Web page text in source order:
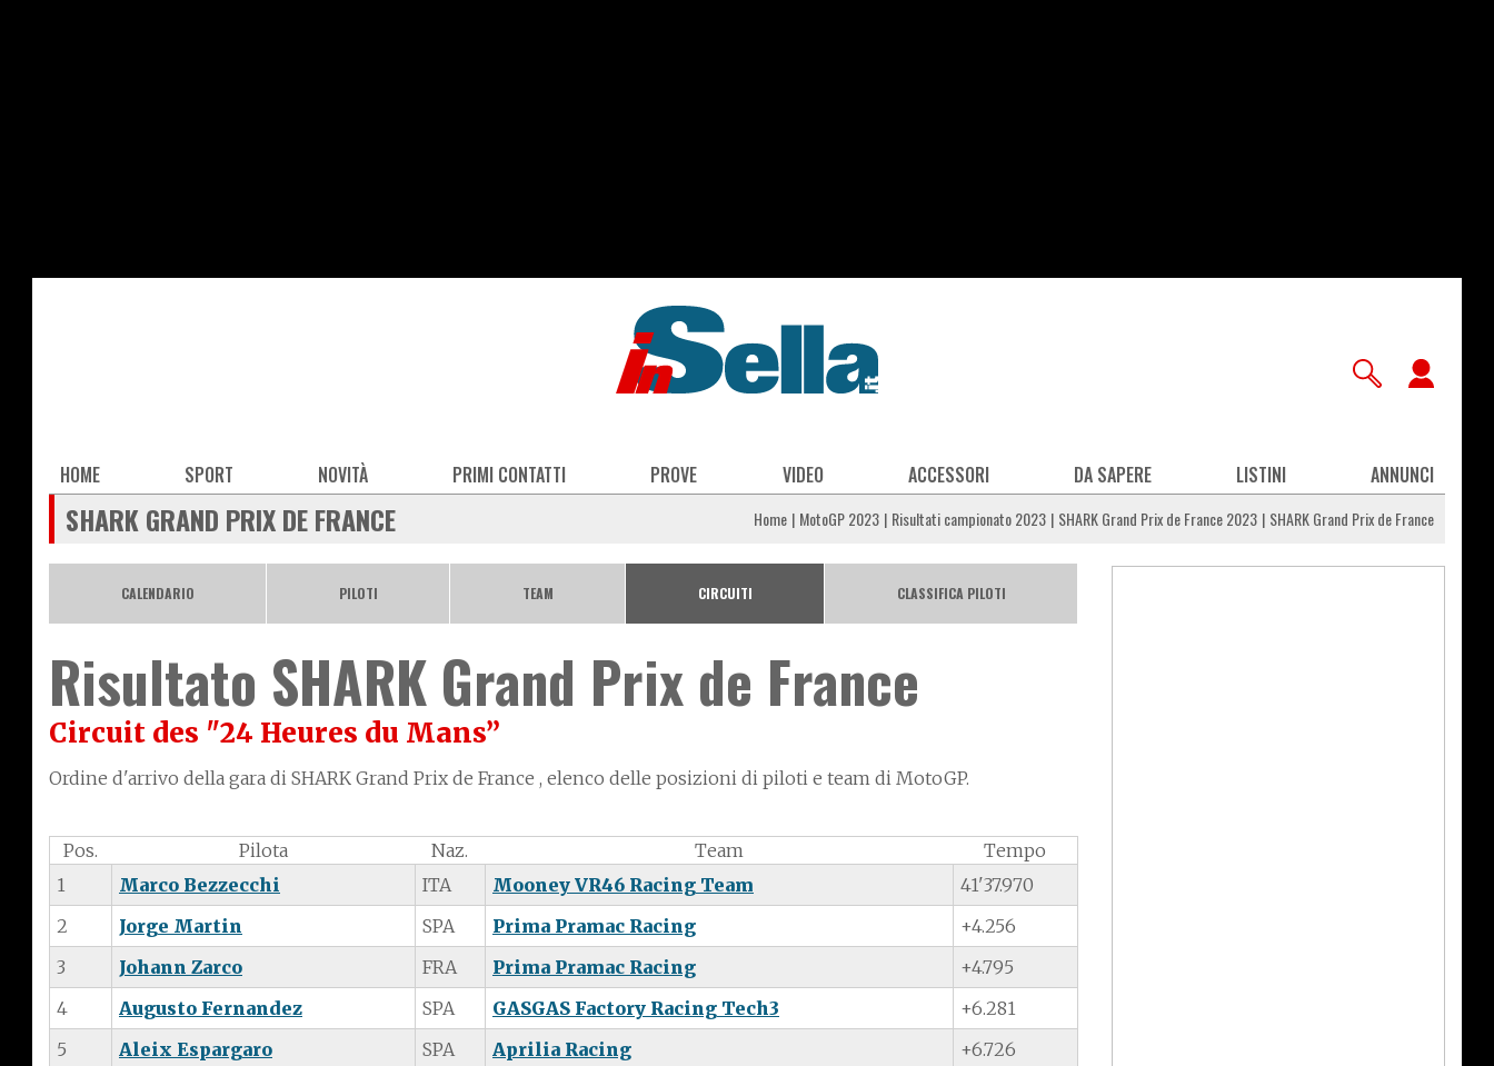
Main
navigation
HOME SPORT NOVITÀ PRIMI CONTATTI PROVE VIDEO ACCESSORI DA SAPERE LISTINI ANNUNCI
SHARK GRAND PRIX DE FRANCE Home MotoGP 2023 Risultati campionato 2023 SHARK Grand Prix de France 2023 SHARK Grand Prix de France
CALENDARIO PILOTI TEAM CIRCUITI CLASSIFICA PILOTI
Risultato SHARK Grand Prix de France
Circuit des "24 Heures du Mans”
Ordine d'arrivo della gara di SHARK Grand Prix de France , elenco delle posizioni di piloti e team di MotoGP.
Pos. Pilota Naz. Team
Tempo
1
Marco Bezzecchi ITA Mooney VR46 Racing Team
41'37.970
2
Jorge Martin SPA Prima Pramac Racing
+4.256
3
Johann Zarco FRA Prima Pramac Racing
+4.795
4
Augusto Fernandez SPA GASGAS Factory Racing Tech3
+6.281
5
Aleix Espargaro SPA Aprilia Racing
+6.726